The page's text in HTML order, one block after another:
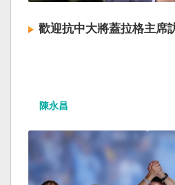
歡迎抗中大將蓋拉格主席
陳永昌